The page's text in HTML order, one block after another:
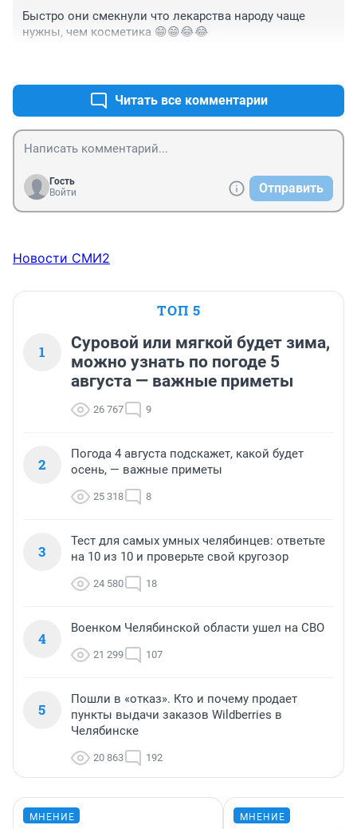
Быстро они смекнули что лекарства народу чаще
нужны, чем косметика 😁😁😂😂
Читать все комментарии
Гость
Войти
Отправить
Новости СМИ2
ТОП 5
1
Суровой или мягкой будет зима,
можно узнать по погоде 5
августа — важные приметы
26 767 9
2
Погода 4 августа подскажет, какой будет
осень, — важные приметы
25 318 8
3
Тест для самых умных челябинцев: ответьте
на 10 из 10 и проверьте свой кругозор
24 580 18
4
Военком Челябинской области ушел на СВО
21 299 107
5
Пошли в «отказ». Кто и почему продает
пункты выдачи заказов Wildberries в
Челябинске
20 863 192
МНЕНИЕ МНЕНИЕ